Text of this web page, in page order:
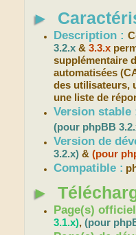
►
Description :
3.2.x &3.3.x
supplémentaire
automatisées
des utilisateurs,
une liste de
Version stable
(pour phpBB
Version de
3.2.x) &(pour
Compatible :
►
Page(s)
3.1.x),(pour